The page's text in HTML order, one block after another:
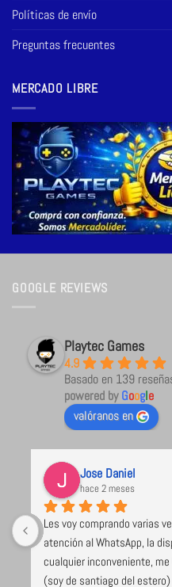
Políticas de envío
Preguntas frecuentes
MERCADO LIBRE
GOOGLE REVIEWS
Playtec Games
4.9
Basado en 139
powered byGoogle
valóranos en
Jose Daniel
hace 2 meses
Les voy comprando varias
atención al WhatsApp, la
cualquier inconveniente,
(soy de santiago del